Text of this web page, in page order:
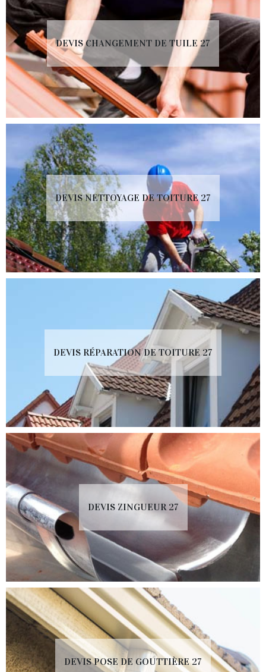
DEVIS CHANGEMENT DE TUILE 27
DEVIS NETTOYAGE DE TOITURE 27
DEVIS RÉPARATION DE TOITURE 27
DEVIS ZINGUEUR 27
DEVIS POSE DE GOUTTIÈRE 27